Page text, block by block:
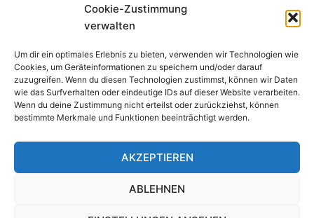
Cookie-Zustimmung
verwalten
Um dir ein optimales Erlebnis zu bieten, verwenden wir Technologien wie
Cookies, um Geräteinformationen zu speichern und/oder darauf
zuzugreifen. Wenn du diesen Technologien zustimmst, können wir Daten
wie das Surfverhalten oder eindeutige IDs auf dieser Website verarbeiten.
Wenn du deine Zustimmung nicht erteilst oder zurückziehst, können
bestimmte Merkmale und Funktionen beeinträchtigt werden.
AKZEPTIEREN
ABLEHNEN
info(at)bienenhof-pausch.de
WEITERE INFORMATIONEN
Anfahrt
eMail an uns